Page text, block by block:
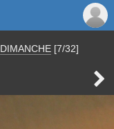
DIMANCHE [7/32]
